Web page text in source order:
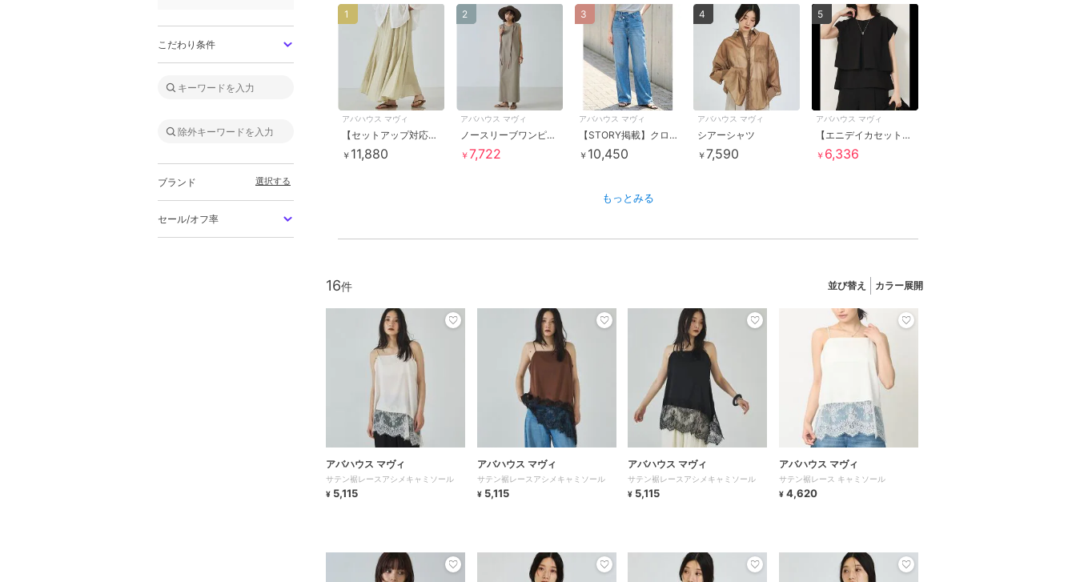
こだわり条件
ブランド 選択する
セール/オフ率
アバハウス マヴィ
【セットアップ対応】リネンライクシアーマキシスカート
￥ 11,880
1
アバハウス マヴィ
ノースリーブワンピース
￥7,722
2
アバハウス マヴィ
【STORY掲載】クロスウエストワイドデニム
￥ 10,450
3
アバハウス マヴィ
シアーシャツ
￥7,590
4
アバハウス マヴィ
【エニデイカセット・サマー】ジョーゼットタックフレアーブラウス
￥ 6,336
5
もっとみる
16 並び替え カラー展開
アバハウス マヴィ
サテン裾レースアシメキャミソール
¥ 5,115
アバハウス マヴィ
サテン裾レースアシメキャミソール
¥ 5,115
アバハウス マヴィ
サテン裾レースアシメキャミソール
¥ 5,115
アバハウス マヴィ
サテン裾レース キャミソール
¥ 4,620